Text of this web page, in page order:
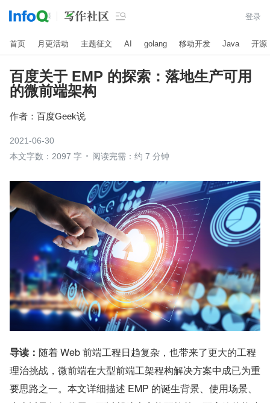
 登录
首页 月更活动 主题征文 AI golang 移动开发 Java 开源
百度关于 EMP 的探索：落地生产可用
的微前端架构
作者： 百度Geek说
2021-06-30
本文字数：2097 字
阅读完需：约 7 分钟
导读： 随着 Web 前端工程‬日趋复杂，也‬带来了更大的工程
理治‬挑战，微前端在‬大型前端工架程‬构解决方案中成已‬为重
要思路之一。本文详细描述 EMP 的诞生背景、使用场景、